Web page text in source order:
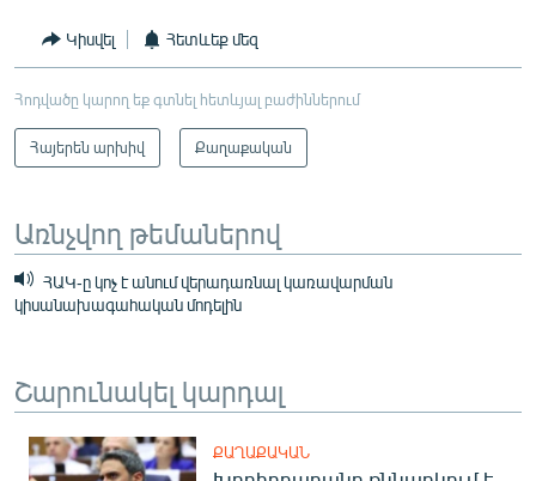
Կիսվել Հետևեք մեզ
Հոդվածը կարող եք գտնել հետևյալ բաժիններում
Հայերեն արխիվ Քաղաքական
Առնչվող թեմաներով
ՀԱԿ-ը կոչ է անում վերադառնալ կառավարման
կիսանախագահական մոդելին
Շարունակել կարդալ
ՔԱՂԱՔԱԿԱՆ